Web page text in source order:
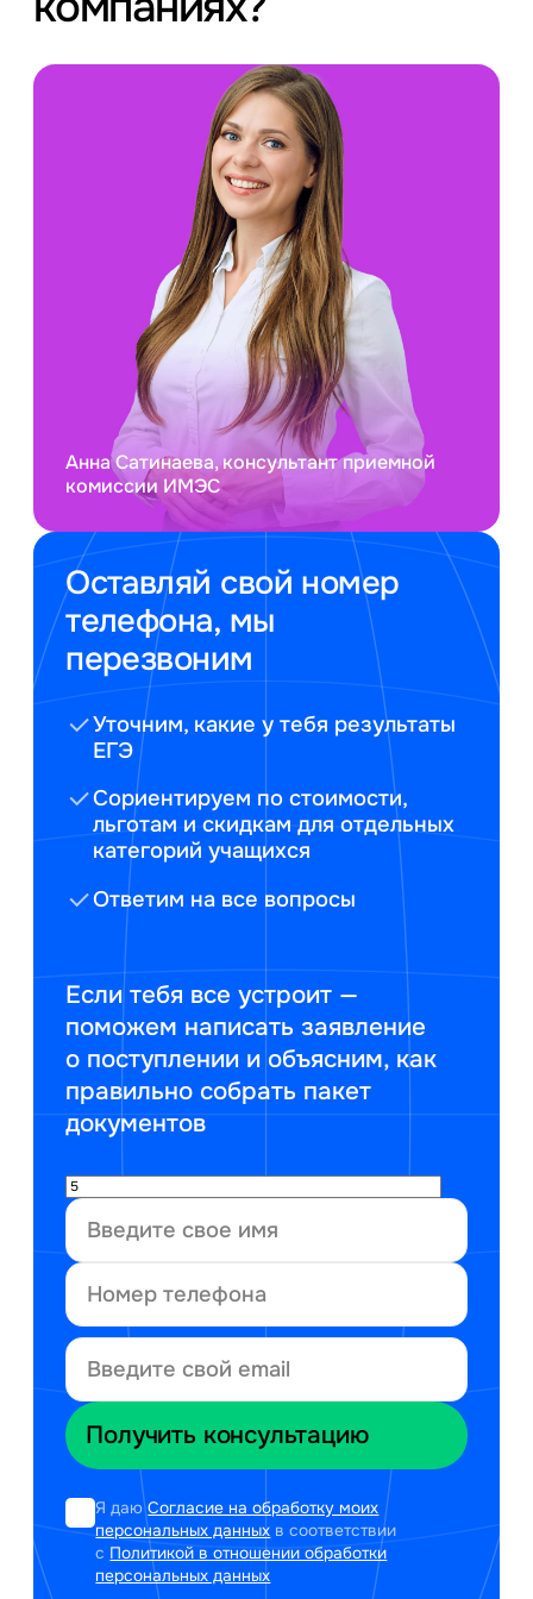
Оставляй свой номер
телефона, мы
перезвоним
Уточним, какие у тебя результаты
ЕГЭ
Сориентируем по стоимости,
льготам и скидкам для отдельных
категорий учащихся
Ответим на все вопросы
Если тебя все устроит —
поможем написать заявление
о поступлении и объясним, как
правильно собрать пакет
документов
Я даюСогласие на обработку моих
персональных данных в соответствии
с Политикой в отношении обработки
персональных данных
Анна Сатинаева, консультант приемной
комиссии ИМЭС